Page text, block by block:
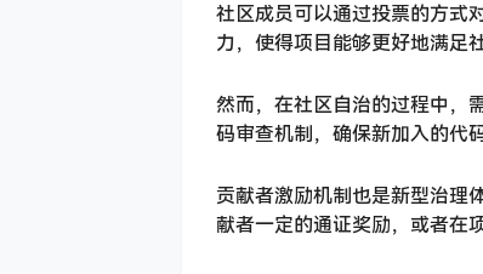
社区成员可以通过投票的方式
力，使得项目能够更好地满足
然而，在社区自治的过程中，
码审查机制，确保新加入的代
贡献者激励机制也是新型治理
献者一定的通证奖励，或者在